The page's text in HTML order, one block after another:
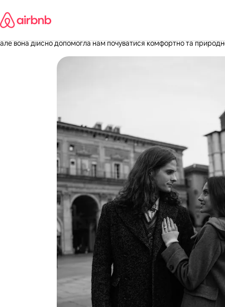
до
вмісту
, ·червень 2026 р.
Чудова фотографка, нам сподобалося з нею працювати. Ми з
але вона дійсно допомогла нам почуватися комфортно та